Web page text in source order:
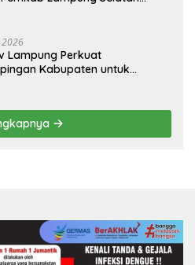
2026
Lampung Perkuat
Kabupaten untuk